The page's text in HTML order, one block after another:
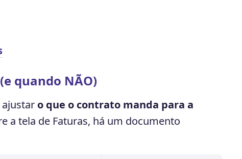
quando NÃO)
o que o contrato manda para a
a tela de Faturas, há um documento